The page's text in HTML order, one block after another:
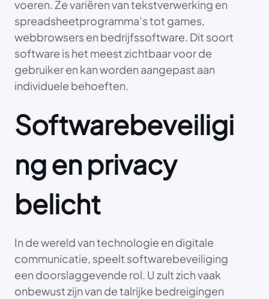
voeren. Ze variëren van tekstverwerking en
spreadsheetprogramma’s tot games,
webbrowsers en bedrijfssoftware. Dit soort
software is het meest zichtbaar voor de
gebruiker en kan worden aangepast aan
individuele behoeften.
Softwarebeveiligi
ng en privacy
belicht
In de wereld van technologie en digitale
communicatie, speelt softwarebeveiliging
een doorslaggevende rol. U zult zich vaak
onbewust zijn van de talrijke bedreigingen